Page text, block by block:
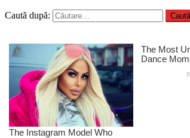
Caută după: